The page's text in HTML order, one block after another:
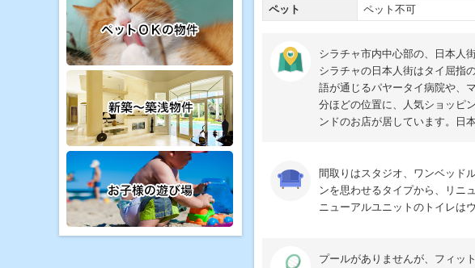
ペット
ペット不可
シラチャ市内中心部の、日本人
シラチャの日本人街はタイ屈指
語が通じるパヤータイ病院や、
分ほどの位置に、人気ショッピ
ンドのお店が居しています。日
間取りはスタジオ、ワンベッド
ンを思わせるタイプから、リニ
ニューアルユニットのトイレは
プールがありませんが、フィッ